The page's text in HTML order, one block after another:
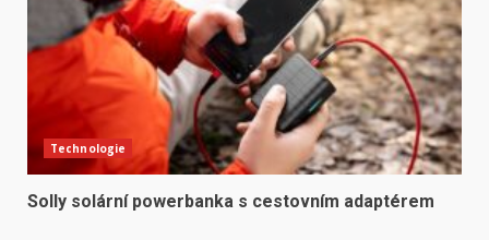
Technologie
Solly solární powerbanka s cestovním adaptérem